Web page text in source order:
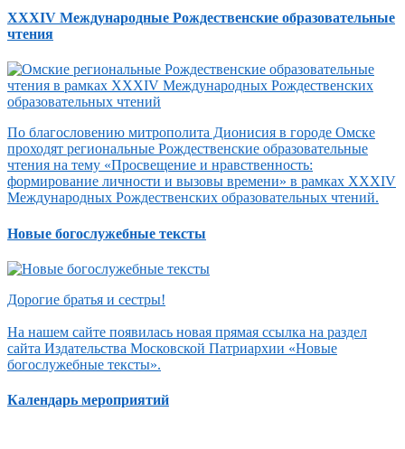
XXXIV Международные Рождественские образовательные
чтения
По благословению митрополита Дионисия в городе Омске
проходят региональные Рождественские образовательные
чтения на тему «Просвещение и нравственность:
формирование личности и вызовы времени» в рамках XXXIV
Международных Рождественских образовательных чтений.
Новые богослужебные тексты
Дорогие братья и сестры!
На нашем сайте появилась новая прямая ссылка на раздел
сайта Издательства Московской Патриархии «Новые
богослужебные тексты».
Календарь мероприятий